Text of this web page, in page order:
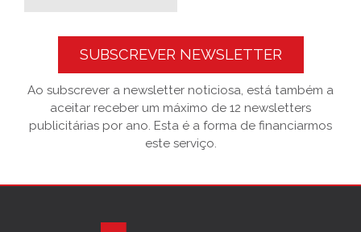
SUBSCREVER NEWSLETTER
Ao subscrever a newsletter noticiosa, está também a
aceitar receber um máximo de 12 newsletters
publicitárias por ano. Esta é a forma de financiarmos
este serviço.